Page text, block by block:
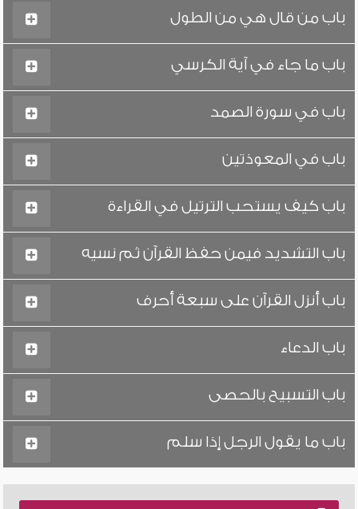
باب من قال هي من الطول
باب ما جاء في آية الكرسي
باب في سورة الصمد
باب في المعوذتين
باب كيف يستحب الترتيل في القراءة
باب التشديد فيمن حفظ القرآن ثم نسيه
باب أنزل القرآن على سبعة أحرف
باب الدعاء
باب التسبيح بالحصى
باب ما يقول الرجل إذا سلم